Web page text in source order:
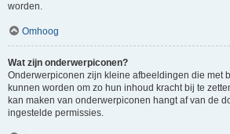
worden.
Omhoog
Wat zijn onderwerpiconen?
Onderwerpiconen zijn kleine afbeeldingen die met
kunnen worden om zo hun inhoud kracht bij te
kan maken van onderwerpiconen hangt af van de
ingestelde permissies.